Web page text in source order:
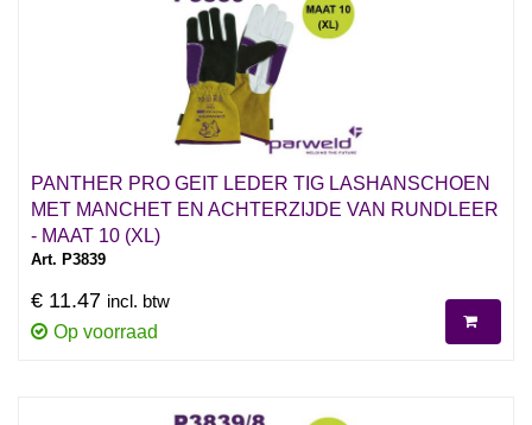
PANTHER PRO GEIT LEDER TIG LASHANSCHOEN
MET MANCHET EN ACHTERZIJDE VAN RUNDLEER
- MAAT 10 (XL)
Art. P3839
€ 11.47 incl. btw
Op voorraad